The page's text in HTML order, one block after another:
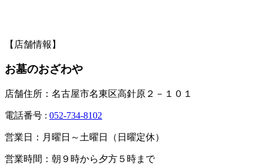
【店舗情報】
お墓のおざわや
店舗住所：名古屋市名東区高針原２－１０１
電話番号 : 052-734-8102
営業日：月曜日～土曜日（日曜定休）
営業時間：朝９時から夕方５時まで